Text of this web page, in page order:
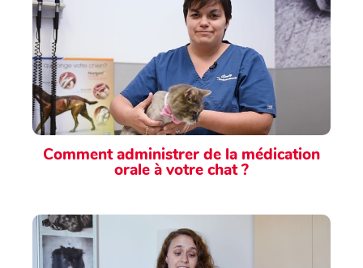
Comment administrer de la médication
orale à votre chat ?